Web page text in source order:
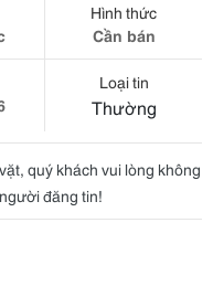
Hình thức
Cần bán
Loại tin
Thường
quý khách vui lòng không
đăng tin!